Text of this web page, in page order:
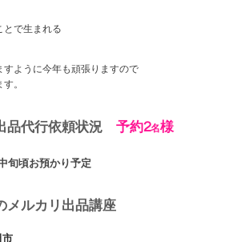
とで生まれる
すように今年も頑張りますので
。
品代行依頼状況 予約2名様
旬頃お預かり予定
メルカリ出品講座
市